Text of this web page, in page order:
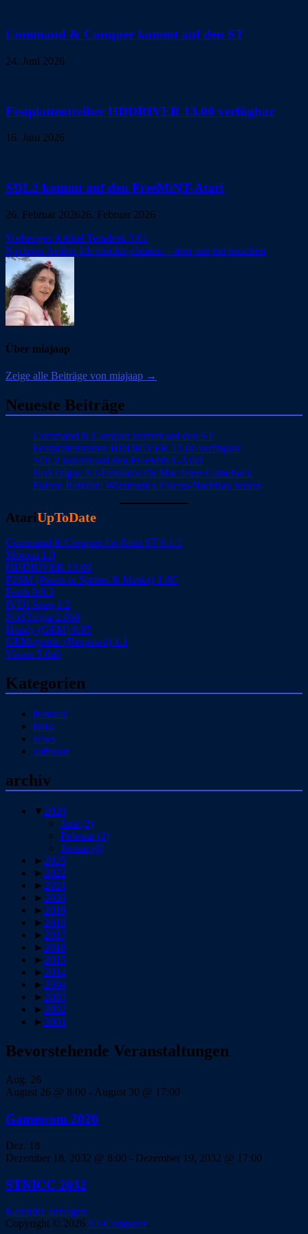
Command & Conquer kommt auf den ST
24. Juni 2026
Festplattentreiber HDDRIVER 13.00 verfügbar
16. Juni 2026
SDL2 kommt auf den FreeMiNT-Atari
26. Februar 202626. Februar 2026
Beitragsnavigation
Vorheriger Artikel Teradesk 3.01
Nächster Artikel Ich möchte cheaten – aber nur ein bisschen
Über miajaap
Zeige alle Beiträge von miajaap →
Neueste Beiträge
Command & Conquer kommt auf den ST
Festplattentreiber HDDRIVER 13.00 verfügbar
SDL2 kommt auf den FreeMiNT-Atari
NoSTalgia: ST-Emulator für Mac feiert Comeback
Falcon Rebuild: Wizztronics Falcon-Nachbau bootet
AtariUpToDate
Command & Conquer for Atari ST 0.1.1
Motosu 1.0
HDDRIVER 13.00
P2SM (Pixels to Sprites & Masks) 1.6C
Forth 0.8.3
fVDI Snap 1.2
NoSTalgia 2.0b8
Handy (GEM) 0.95
GEMagnetic (Respawn) 1.1
Vision 5.0a0
Kategorien
featured
links
news
software
archiv
▼ 2026
Juni (2)
Februar(2)
Januar(6)
► 2025
► 2022
► 2021
► 2020
► 2019
► 2018
► 2017
► 2016
► 2015
► 2014
► 2004
► 2003
► 2002
► 2001
Bevorstehende Veranstaltungen
Aug. 26
August 26 @ 8:00 -August 30 @ 17:00
Gamescom 2026
Dez. 18
Dezember 18, 2032 @ 8:00 - Dezember 19, 2032 @ 17:00
STNICC 2032
Kalender anzeigen
Copyright © 2026 ST-Computer.